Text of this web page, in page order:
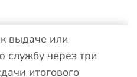
выдаче или
службу через три
итогового